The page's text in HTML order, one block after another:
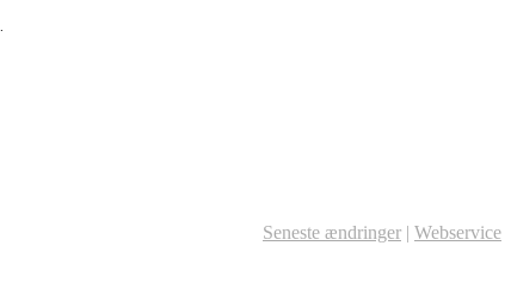
Seneste ændringer | Webservice